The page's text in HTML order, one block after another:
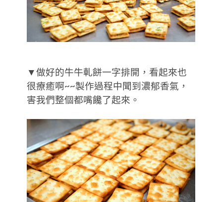
▼做好的牛牛軋餅一字排開，看起來也
很療癒啊~~製作過程中聞到濃郁香氣，
害我們整個都嘴饞了起來。